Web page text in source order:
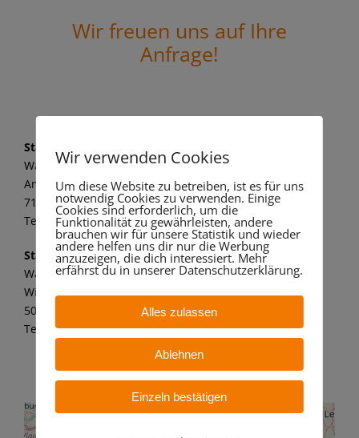
Wir freuen uns auf Ihre
Anfrage!
Standort Marbach
Wandaa GmbH
Am alten Kraftwerk 1
71672 Marbach a. N.
Tel.: 07144 8062 149
Standort Bergheim
Wandaa GmbH
Willy-Messerschmitt-Str. 6
50126 Bergheim – Paffendorf
Tel.: 02271 7 59 21 11
Wir verwenden Cookies
Um diese Website zu betreiben, ist es für uns
notwendig Cookies zu verwenden. Einige
Cookies sind erforderlich, um die
Funktionalität zu gewährleisten, andere
brauchen wir für unsere Statistik und wieder
andere helfen uns dir nur die Werbung
anzuzeigen, die dich interessiert. Mehr
erfährst du in unserer Datenschutzerklärung.
Alles zulassen
Ablehnen
Einzeln bestätigen